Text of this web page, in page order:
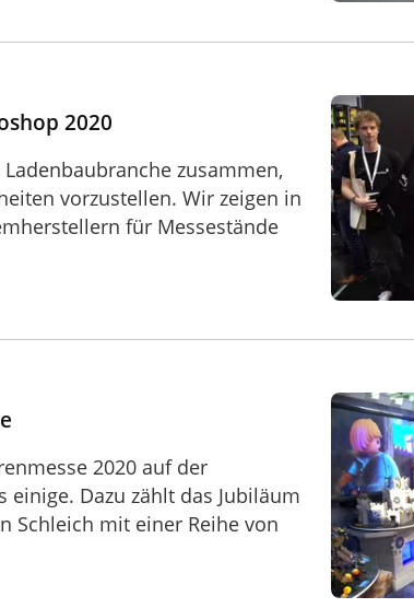
2020
zusammen,
vorzustellen. Wir zeigen in
für Messestände
2020 auf der
Dazu zählt das Jubiläum
Schleich mit einer Reihe von